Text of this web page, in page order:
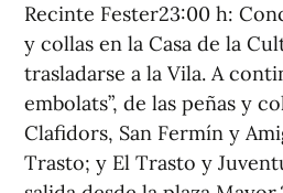
Recinte Fester23:00 h:
y collas en la Casa de la
trasladarse a la Vila. A
embolats”, de las peñas y
Clafidors, San Fermín y
Trasto; y El Trasto y